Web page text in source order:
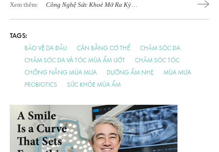
Xem thêm:
Công Nghệ Sức Khoẻ Mở Ra Kỷ
TAGS:
BẢO VỆ DA ĐẦU CÂN BẰNG CƠ THỂ
CHĂM SÓC DA
CHĂM SÓC DA VÀ TÓC MÙA ẨM ƯỚT
CHĂM SÓC TÓC
CHỐNG NẮNG MÙA MƯA
DƯỠNG ẨM NHẸ
MÙA MƯA
PROBIOTICS
SỨC KHỎE MÙA ẨM